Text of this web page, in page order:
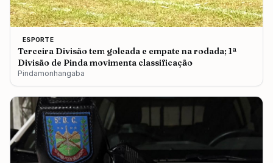
ESPORTE
Terceira Divisão tem goleada e empate na rodada; 1ª
Divisão de Pinda movimenta classificação
Pindamonhangaba